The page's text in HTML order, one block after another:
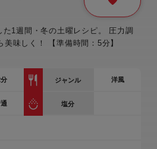
1週間・冬の土曜レシピ。 圧力調
味しく！ 【準備時間：5分】
分 ジャンル 洋風
塩分